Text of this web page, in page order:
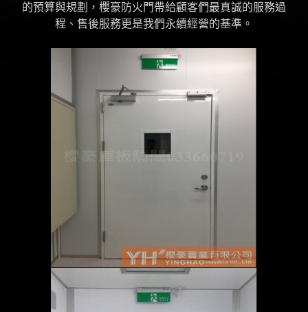
的預算與規劃，櫻豪防火門帶給顧客們最真誠的服務過
程、售後服務更是我們永續經營的基準。